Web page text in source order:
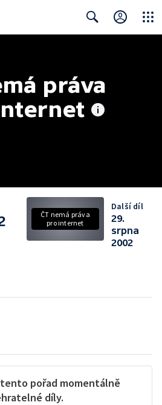
práva
ČT nemá práva
pro internet
Další díl
29.
srpna
2002
pořad momentálně
díly.